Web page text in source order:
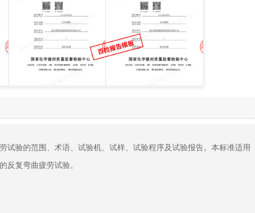
试验的范围、术语、试验机、试样、试验程序及试验报告。本标准适用
反复弯曲疲劳试验。